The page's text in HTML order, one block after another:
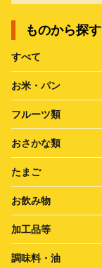
ものから探す
すべて
お米・パン
フルーツ類
おさかな類
たまご
お飲み物
加工品等
調味料・油